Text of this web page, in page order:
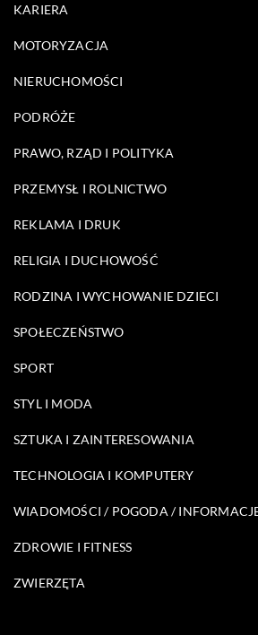
KARIERA
MOTORYZACJA
NIERUCHOMOŚCI
PODRÓŻE
PRAWO, RZĄD I POLITYKA
PRZEMYSŁ I ROLNICTWO
REKLAMA I DRUK
RELIGIA I DUCHOWOŚĆ
RODZINA I WYCHOWANIE DZIECI
SPOŁECZEŃSTWO
SPORT
STYL I MODA
SZTUKA I ZAINTERESOWANIA
TECHNOLOGIA I KOMPUTERY
WIADOMOŚCI / POGODA /
ZDROWIE I FITNESS
ZWIERZĘTA